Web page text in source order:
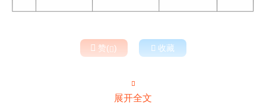
 赞()  收藏

展开全文